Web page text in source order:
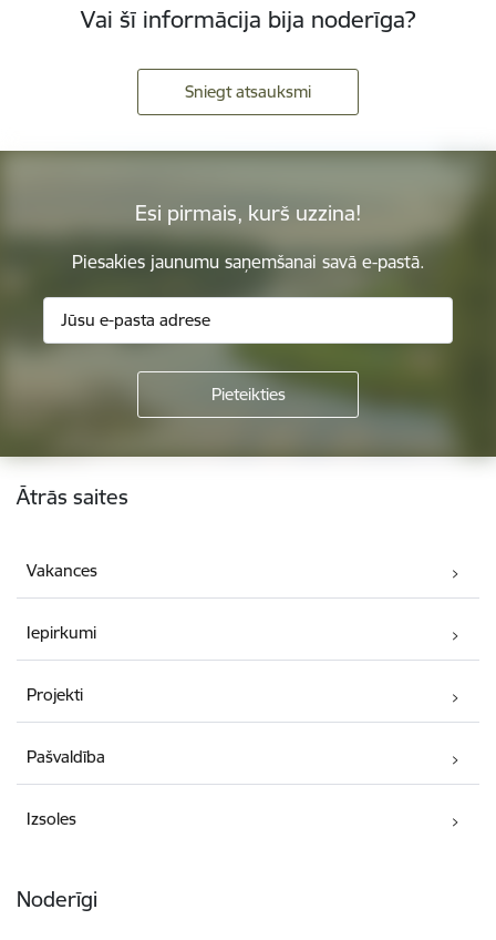
Vai šī informācija bija noderīga?
Sniegt atsauksmi
Esi pirmais, kurš uzzina!
Piesakies jaunumu saņemšanai savā e-pastā.
Kājene
Ātrās saites
Vakances
Iepirkumi
Projekti
Pašvaldība
Izsoles
Noderīgi